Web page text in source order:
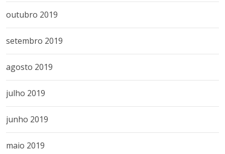
outubro 2019
setembro 2019
agosto 2019
julho 2019
junho 2019
maio 2019